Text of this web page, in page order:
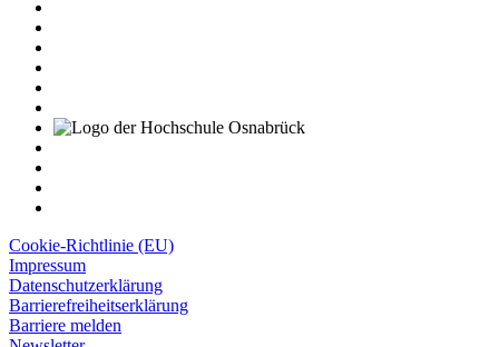
Cookie-Richtlinie (EU)
Impressum
Datenschutzerklärung
Barrierefreiheitserklärung
Barriere melden